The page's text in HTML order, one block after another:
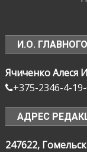
И.О.
Ячиченко Алеся
+375-2346-4-
АДРЕС
247622,